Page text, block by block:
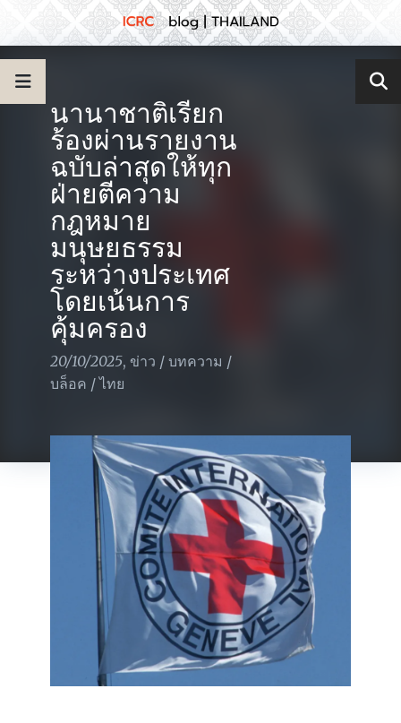
นานาชาติเรียก
ร้องผ่านรายงาน
ฉบับล่าสุดให้ทุก
ฝ่ายตีความ
กฎหมาย
มนุษยธรรม
ระหว่างประเทศ
โดยเน้นการ
คุ้มครอง
20/10/2025, ข่าว / บทความ /
บล็อค /ไทย